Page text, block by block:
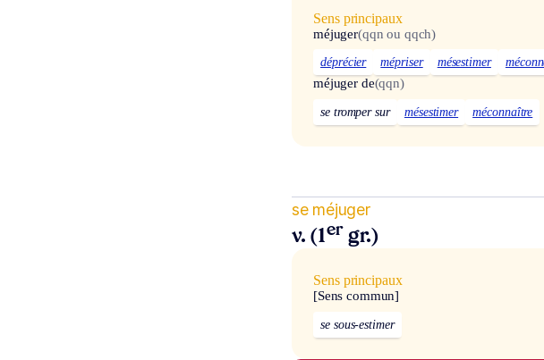
Sens principaux
méjuger(qqn ou qqch)
déprécier mépriser mésestimer
méjuger de(qqn)
se tromper sur mésestimer méconnaître
se méjuger
v. (1er gr.)
Sens principaux
[Sens commun]
se sous-estimer